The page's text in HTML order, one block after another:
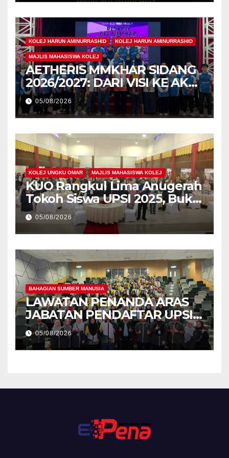
di IAM2026
KOLEJ HARUN AMINURRASHID KOLEJ HARUN AMINURRASHID
MAJLIS MAHASISWA KOLEJ
AETHERIS MMKHAR SIDANG
2026/2027: DARI VISI KE AKSI,
MEMBINA LEGASI GENERASI
PEMIMPIN
05/08/2026
KOLEJ UNGKU OMAR MAJLIS MAHASISWA KOLEJ
KUO Rangkul Lima Anugerah
Tokoh Siswa UPSI 2025, Bukti
Kecemerlangan Mahasiswa
Holistik
05/08/2026
BAHAGIAN SUMBER MANUSIA
LAWATAN PENANDA ARAS
JABATAN PENDAFTAR UPSI
KE JABATAN PENDAFTAR
UniSZA – PERKUKUH
KERJASAMA STRATEGIK
05/08/2026